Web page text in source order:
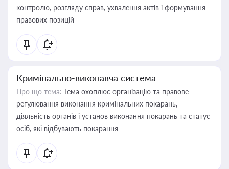
контролю, розгляду справ, ухвалення актів і формування
правових позицій
Кримінально-виконавча система
Про що тема: Тема охоплює організацію та правове
регулювання виконання кримінальних покарань,
діяльність органів і установ виконання покарань та статус
осіб, які відбувають покарання